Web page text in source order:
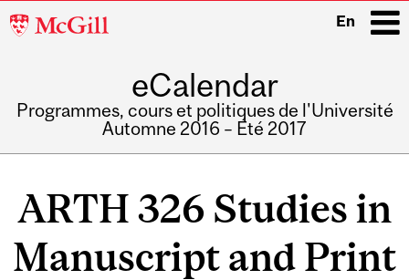
McGill
En
eCalendar
Programmes, cours et politiques de l'Université
Automne 2016 – Été 2017
ARTH 326 Studies in
Manuscript and Print